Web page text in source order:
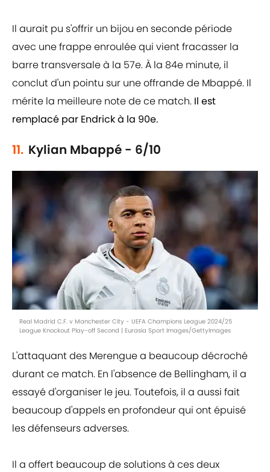
Il aurait pu s'offrir un bijou en seconde période
avec une frappe enroulée qui vient fracasser la
barre transversale à la 57e. À la 84e minute, il
conclut d'un pointu sur une offrande de Mbappé. Il
mérite la meilleure note de ce match. Il est
remplacé par Endrick à la 90e.
11. Kylian Mbappé - 6/10
Real Madrid C.F. v Manchester City - UEFA Champions League 2024/25
League Knockout Play-off Second | Eurasia Sport Images/GettyImages
L'attaquant des Merengue a beaucoup décroché
durant ce match. En l'absence de Bellingham, il a
essayé d'organiser le jeu. Toutefois, il a aussi fait
beaucoup d'appels en profondeur qui ont épuisé
les défenseurs adverses.
Il a offert beaucoup de solutions à ces deux